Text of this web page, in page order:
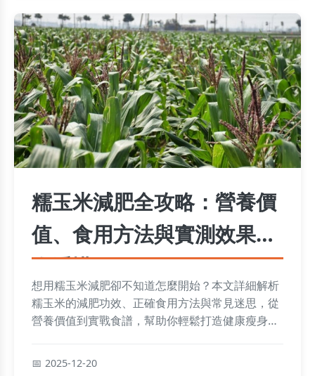
糯玉米減肥全攻略：營養價
值、食用方法與實測效果一
次看懂
想用糯玉米減肥卻不知道怎麼開始？本文詳細解析
糯玉米的減肥功效、正確食用方法與常見迷思，從
營養價值到實戰食譜，幫助你輕鬆打造健康瘦身計
2025-12-20